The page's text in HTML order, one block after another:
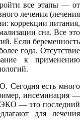
все этапы — от
лечения (лечения
коррекции питания,
сна. Все это
Если беременность
года. Отсутствие
к применению
Сегодня есть много
инсеминация —
ЭКО — это последний
для лечения